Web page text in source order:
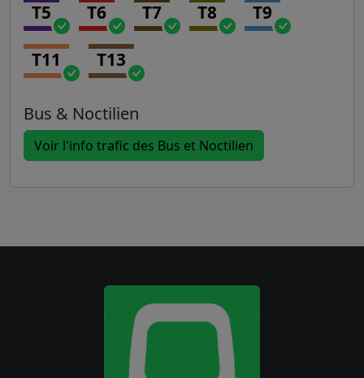
T5 T6 T7 T8 T9
T11 T13
Bus & Noctilien
Voir l'info trafic des Bus et Noctilien